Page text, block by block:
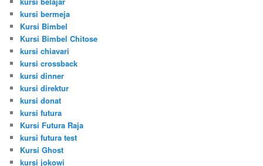
kursi bermeja
Kursi Bimbel
Kursi Bimbel Chitose
kursi chiavari
kursi crossback
kursi dinner
kursi direktur
kursi donat
kursi futura
Kursi Futura Raja
kursi futura test
Kursi Ghost
kursi jokowi